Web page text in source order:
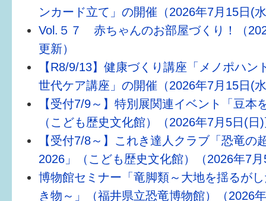
ンカード立て」の開催（2026年7月15日(
Vol.５７ 赤ちゃんのお部屋づくり！（
更新）
【R8/9/13】健康づくり講座「メノポハン
世代ケア講座」の開催（2026年7月15日(
【受付7/9～】特別展関連イベント「豆本
（こども歴史文化館）（2026年7月5日(日
【受付7/8～】これき達人クラブ「恐竜の
2026」（こども歴史文化館）（2026年7
博物館セミナー「竜脚類～大地を揺るが
き物～」（福井県立恐竜博物館）（2026
すまいるサポート行事案内